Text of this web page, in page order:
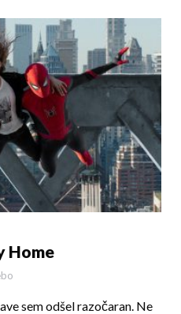
Home
sem odšel razočaran. Ne